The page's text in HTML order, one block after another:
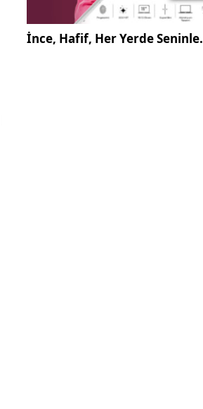
İnce, Hafif, Her Yerde Seninle.